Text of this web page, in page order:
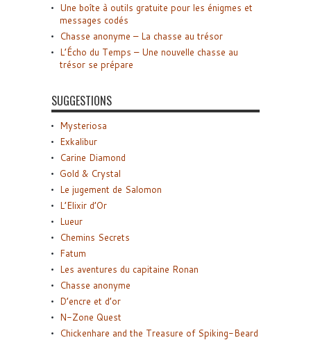
Une boîte à outils gratuite pour les énigmes et
messages codés
Chasse anonyme – La chasse au trésor
L’Écho du Temps – Une nouvelle chasse au
trésor se prépare
SUGGESTIONS
Mysteriosa
Exkalibur
Carine Diamond
Gold & Crystal
Le jugement de Salomon
L’Elixir d’Or
Lueur
Chemins Secrets
Fatum
Les aventures du capitaine Ronan
Chasse anonyme
D’encre et d’or
N-Zone Quest
Chickenhare and the Treasure of Spiking-Beard